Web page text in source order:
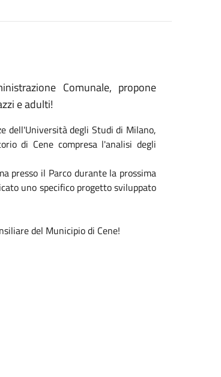
Comunale, propone
e adulti!
dell'Università degli Studi di Milano,
di Cene compresa l'analisi degli
presso il Parco durante la prossima
uno specifico progetto sviluppato
del Municipio di Cene!